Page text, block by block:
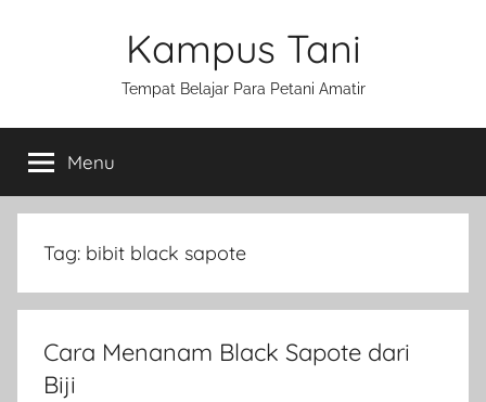
Kampus Tani
Tempat Belajar Para Petani Amatir
Menu
Tag: bibit black sapote
Cara Menanam Black Sapote dari
Biji